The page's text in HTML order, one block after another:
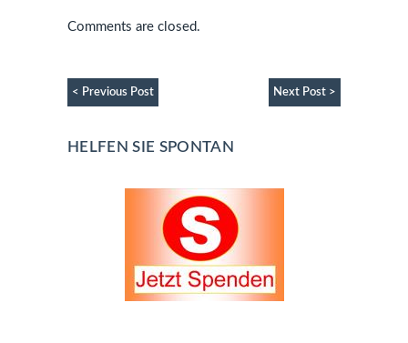
Comments are closed.
< Previous Post Next Post >
HELFEN SIE SPONTAN